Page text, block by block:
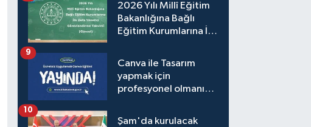
2026 Yılı Millî Eğitim
Bakanlığına Bağlı
Eğitim Kurumlarına İlk
Takvimi (Güncel)
Canva ile Tasarım
yapmak için
profesyonel olmanıza
9
Şam'da kurulacak
10